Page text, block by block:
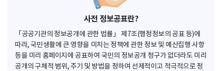
사전 정보공표란?
「공공기관의 정보공개에 관한 법률」 제7조(행정정보의 공표 등)에
따라, 국민생활에 큰 영향을 미치는 정책에 관한 정보 및 예산집행 사항
등을 미리 홈페이지에 공표하여 국민의 정보공개 청구가 없더라도 미리
공개의 구체적 범위, 주기 및 방법을 정하여 선제적이고 적극적으로 정